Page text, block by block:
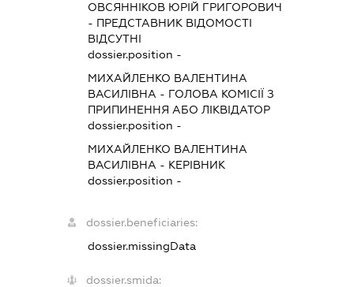
ОВСЯННІКОВ ЮРІЙ ГРИГОРОВИЧ
- ПРЕДСТАВНИК ВІДОМОСТІ
ВІДСУТНІ
dossier.position -
МИХАЙЛЕНКО ВАЛЕНТИНА
ВАСИЛІВНА - ГОЛОВА КОМІСІЇ З
ПРИПИНЕННЯ АБО ЛІКВІДАТОР
dossier.position -
МИХАЙЛЕНКО ВАЛЕНТИНА
ВАСИЛІВНА - КЕРІВНИК
dossier.position -
dossier.beneficiaries:
dossier.missingData
dossier.smida: